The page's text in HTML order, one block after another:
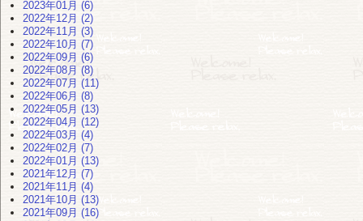
2023年01月 (6)
2022年12月 (2)
2022年11月 (3)
2022年10月 (7)
2022年09月 (6)
2022年08月 (8)
2022年07月 (11)
2022年06月 (8)
2022年05月 (13)
2022年04月 (12)
2022年03月 (4)
2022年02月 (7)
2022年01月 (13)
2021年12月 (7)
2021年11月 (4)
2021年10月 (13)
2021年09月 (16)